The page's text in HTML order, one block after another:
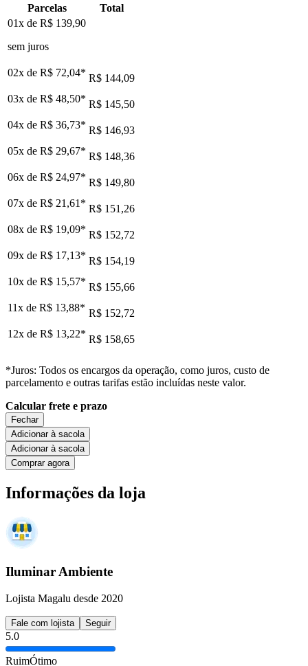
Parcelas
Total
01x de R$ 139,90
sem juros
02x de R$ 72,04* R$ 144,09
03x de R$ 48,50* R$ 145,50
04x de R$ 36,73* R$ 146,93
05x de R$ 29,67* R$ 148,36
06x de R$ 24,97* R$ 149,80
07x de R$ 21,61 * R$ 151,26
08x de R$ 19,09* R$ 152,72
09x de R$ 17,13* R$ 154,19
10x de R$ 15,57* R$ 155,66
11x de R$ 13,88* R$ 152,72
12x de R$ 13,22* R$ 158,65
*Juros: Todos os encargos da operação, como juros, custo de
parcelamento e outras tarifas estão incluídas neste valor.
Calcular frete e prazo
Fechar
Adicionar à sacola
Adicionar à sacola
Comprar agora
Informações da loja
Iluminar Ambiente
Lojista Magalu desde 2020
Fale com lojista Seguir
5.0
RuimÓtimo